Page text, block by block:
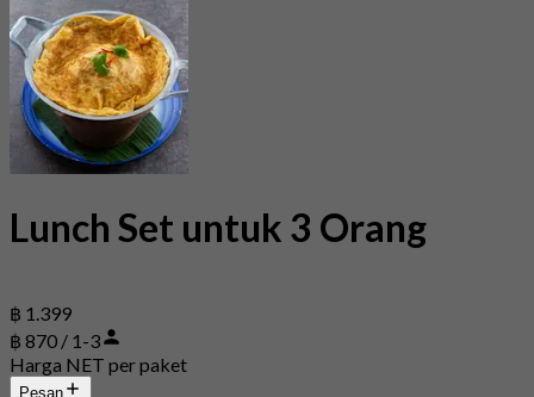
Lunch Set untuk 3 Orang
฿ 1.399
฿ 870 / 1-3
Harga NET per paket
Pesan